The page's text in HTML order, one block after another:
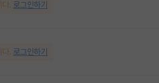
다. 로그인하기
다. 로그인하기